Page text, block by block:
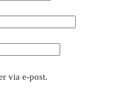
via e-post.